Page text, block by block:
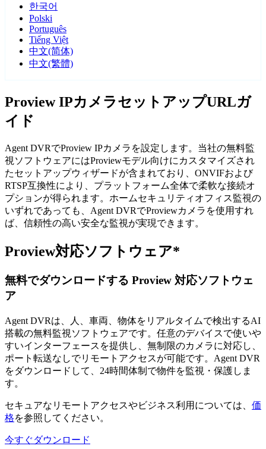
한국어
Polski
Português
Tiếng Việt
中文(简体)
中文(繁體)
Proview IPカメラセットアップURLガ
イド
Agent DVRでProview IPカメラを設定します。当社の無料監
視ソフトウェアにはProviewモデル向けにカスタマイズされ
たセットアップウィザードが含まれており、ONVIFおよび
RTSP互換性により、プラットフォーム全体で柔軟な接続オ
プションが得られます。ホームセキュリティオフィス監視の
いずれであっても、Agent DVRでProviewカメラを使用すれ
ば、信頼性の高い安全な監視が実現できます。
Proview対応ソフトウェア*
無料でダウンロードする Proview 対応ソフトウェ
ア
Agent DVRは、人、車両、物体をリアルタイムで検出するAI
搭載の無料監視ソフトウェアです。任意のデバイスで使いや
すいインターフェースを提供し、無制限のカメラに対応し、
ポート転送なしでリモートアクセスが可能です。Agent DVR
をダウンロードして、24時間体制で物件を監視・保護しま
す。
セキュアなリモートアクセスやビジネス利用については、 価
格を参照してください。
今すぐダウンロード